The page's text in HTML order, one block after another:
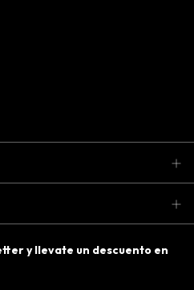
y llevate un descuento en